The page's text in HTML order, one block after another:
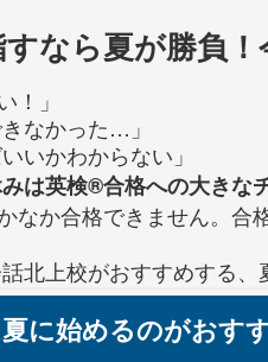
なら夏が勝負
！」
なかった…」
いかわからない」
は英検®合格への大きな
なか合格できません。合
北上校がおすすめする、
に始めるのがおす